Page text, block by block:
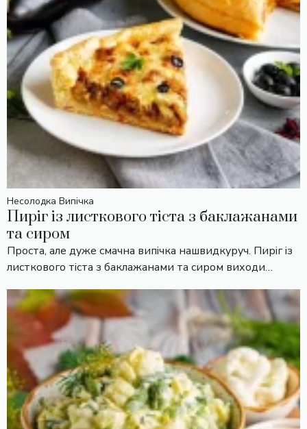
Несолодка Випічка
Пиріг із листкового тіста з баклажанами
та сиром
Проста, але дуже смачна випічка нашвидкуруч. Пиріг із
листкового тіста з баклажанами та сиром виходи…